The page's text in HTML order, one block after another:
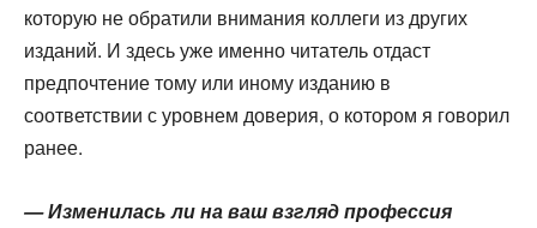
которую не обратили внимания коллеги из других
изданий. И здесь уже именно читатель отдаст
предпочтение тому или иному изданию в
соответствии с уровнем доверия, о котором я говорил
ранее.
— Изменилась ли на ваш взгляд профессия